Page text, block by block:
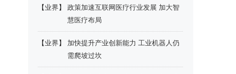
【业界】
政策加速互联网医疗行业发展 加大智
慧医疗布局
【业界】
加快提升产业创新能力 工业机器人仍
需爬坡过坎